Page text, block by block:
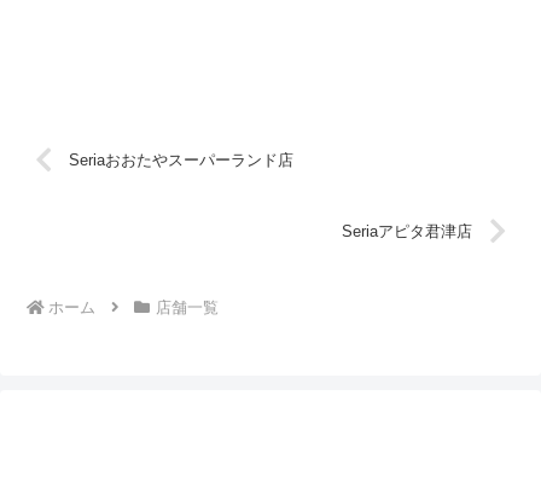
Seriaおおたやスーパーランド店
Seriaアピタ君津店
ホーム 店舗一覧